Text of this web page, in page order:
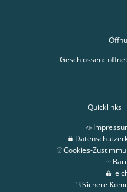
Klicken, um
Geschlossen:
Quicklinks
Cookies-
Sichere